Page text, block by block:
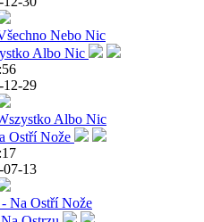
Nebo Nic
12-29
Albo Nic
07-13
Na Ostří Nože